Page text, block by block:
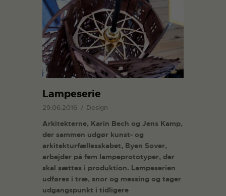
Lampeserie
29.06.2016 Design
Arkitekterne, Karin Bech og Jens Kamp,
der sammen udgør kunst- og
arkitekturfællesskabet, Byen Sover,
arbejder på fem lampeprototyper, der
skal sættes i produktion. Lampeserien
udføres i træ, snor og messing og tager
udgangspunkt i tidligere